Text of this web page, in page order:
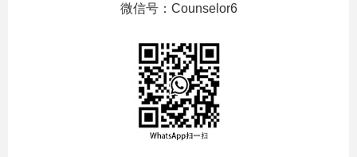
微信号：Counselor6